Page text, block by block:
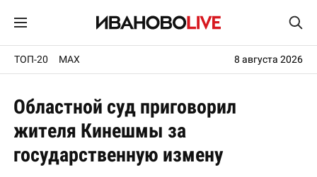
ТОП-20 MAX 8 августа 2026
Областной суд приговорил
жителя Кинешмы за
государственную измену